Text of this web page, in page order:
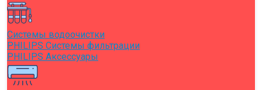
Системы водоочистки
PHILIPS Системы фильтрации
PHILIPS Аксессуары